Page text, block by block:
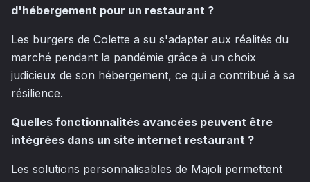
d'hébergement pour un restaurant ?
Les burgers de Colette a su s'adapter aux réalités du
marché pendant la pandémie grâce à un choix
judicieux de son hébergement, ce qui a contribué à sa
résilience.
Quelles fonctionnalités avancées peuvent être
intégrées dans un site internet restaurant ?
Les solutions personnalisables de Majoli permettent